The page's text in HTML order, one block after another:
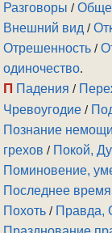
Разговоры /
Внешний вид /
Отрешенность /
одиночество.
П Падения /
Чревоугодие /
Познание немощи
грехов / Покой,
Поминовение,
Последнее время
Похоть / Правда,